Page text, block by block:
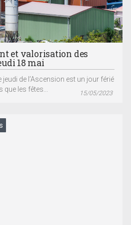
et valorisation des
18 mai
jeudi de l’Ascension est un jour férié
que les fêtes...
15/05/2023